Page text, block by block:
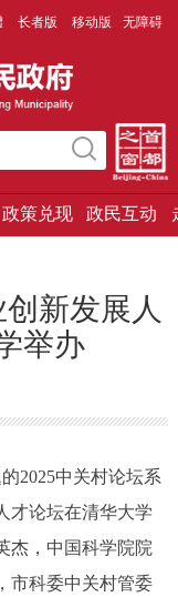
长者版 移动版 无障碍
政策兑现 政民互动
新发展人
举办
2025中关村论坛系
论坛在清华大学
杰，中国科学院院
市科委中关村管委